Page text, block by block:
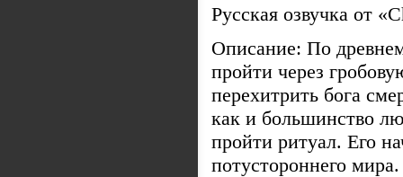
Русская озвучка от
Описание: По
пройти через
перехитрить бога
как и большинство
пройти ритуал. Его
потустороннего